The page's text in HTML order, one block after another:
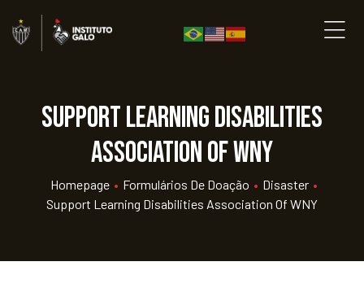
Support Learning Disabilities
Association of WNY
Homepage • Formulários De Doação • Disaster •
Support Learning Disabilities Association Of WNY